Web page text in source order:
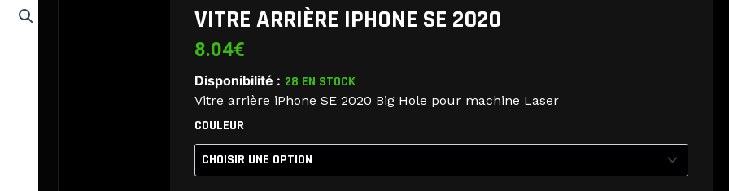
VITRE ARRIÈRE IPHONE SE 2020
8.04€
Disponibilité : 28 EN STOCK
Vitre arrière iPhone SE 2020 Big Hole pour machine Laser
COULEUR
quantité
Vitre
arrière